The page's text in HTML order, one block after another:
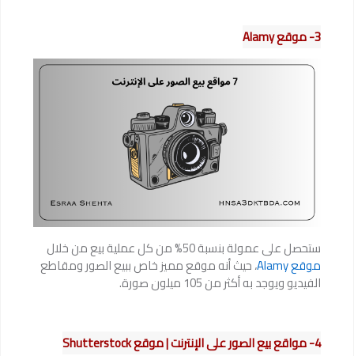
3- موقع Alamy
ستحصل على عمولة بنسبة 50% من كل عملية بيع من خلال
موقع Alamy ، حيث أنه موقع مميز خاص ببيع الصور ومقاطع
الفيديو ويوجد به أكثر من 105 ميلون صورة.
4- مواقع بيع الصور على الإنترنت | موقع Shutterstock